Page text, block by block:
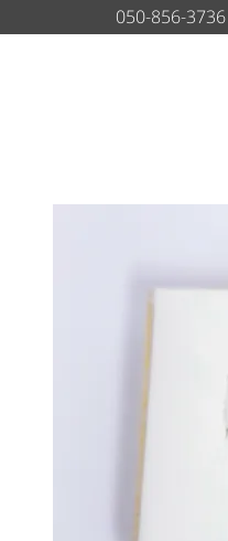
050-856-3736